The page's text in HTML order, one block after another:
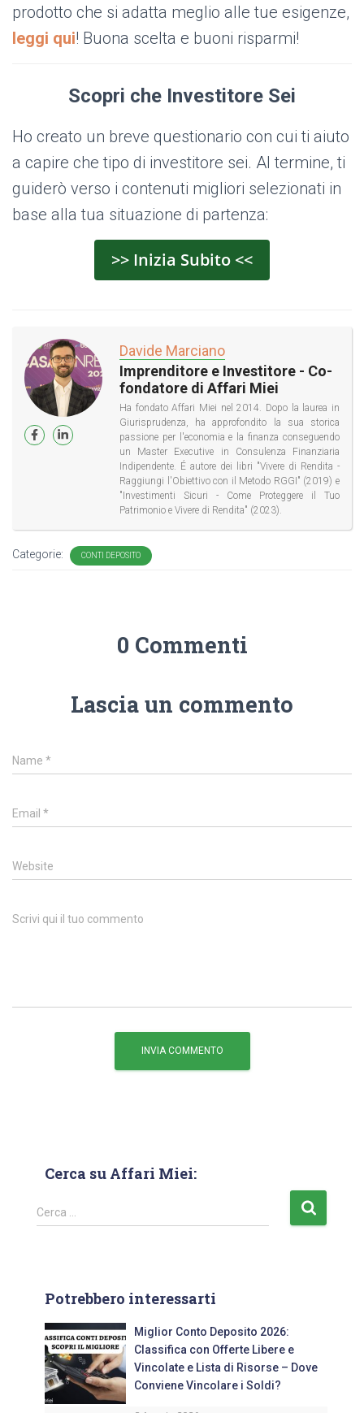
prodotto che si adatta meglio alle tue esigenze,
leggi qui! Buona scelta e buoni risparmi!
Scopri che Investitore Sei
Ho creato un breve questionario con cui ti aiuto
a capire che tipo di investitore sei. Al termine, ti
guiderò verso i contenuti migliori selezionati in
base alla tua situazione di partenza:
>> Inizia Subito <<
Davide Marciano
Imprenditore e Investitore - Co-
fondatore di Affari Miei
Ha fondato Affari Miei nel 2014. Dopo la laurea in
Giurisprudenza, ha approfondito la sua storica
passione per l'economia e la finanza conseguendo
un Master Executive in Consulenza Finanziaria
Indipendente. É autore dei libri "Vivere di Rendita -
Raggiungi l'Obiettivo con il Metodo RGGI" (2019) e
"Investimenti Sicuri - Come Proteggere il Tuo
Patrimonio e Vivere di Rendita" (2023).
Categorie: CONTI DEPOSITO
0 Commenti
Lascia un commento
Name *
Email *
Website
Scrivi qui il tuo commento
Cerca su Affari Miei:
Cerca …
Potrebbero interessarti
Miglior Conto Deposito 2026:
Classifica con Offerte Libere e
Vincolate e Lista di Risorse – Dove
Conviene Vincolare i Soldi?